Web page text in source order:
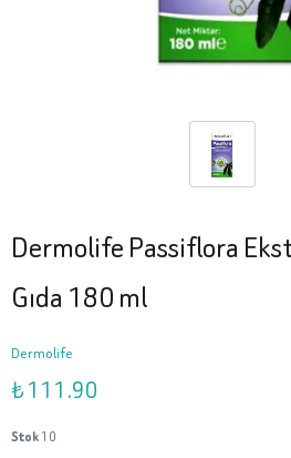
Dermolife Passiflora
Gıda 180 ml
Dermolife
₺ 111.90
Stok10